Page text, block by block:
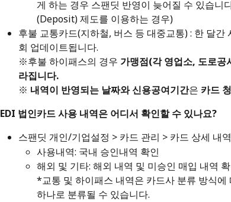
게 하는 경우 스팬딧 반영이 늦어질 수 있습니
(Deposit) 제도를 이용하는 경우)
후불 교통카드(지하철, 버스 등 대중교통) : 한 달간
회 업데이트됩니다.
※후불 하이패스의 경우 가맹점(각 영업소, 도로공
라집니다.
※ 내역이 반영되는 날짜와 신용공여기간은 카드
EDI 법인카드 사용 내역은 어디서 확인할 수 있나요?
스팬딧 개인/기업설정 > 카드 관리 > 카드 상세 내
사용내역: 국내 승인내역 확인
해외 및 기타: 해외 내역 및 미승인 매입 내역
*교통 및 하이패스 내역은 카드사 분류 방식
하나로 분류될 수 있습니다.